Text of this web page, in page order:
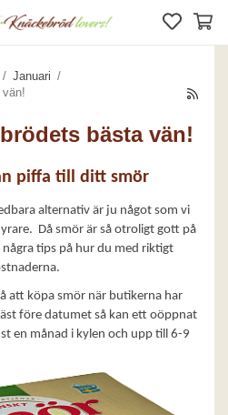
/ Januari /
bästa vän!
piffa till ditt smör
alternativ är ju något som vi
Då smör är så otroligt gott på
tips på hur du med riktigt
att köpa smör när butikerna har
före datumet så kan ett oöppnat
en månad i kylen och upp till 6-9